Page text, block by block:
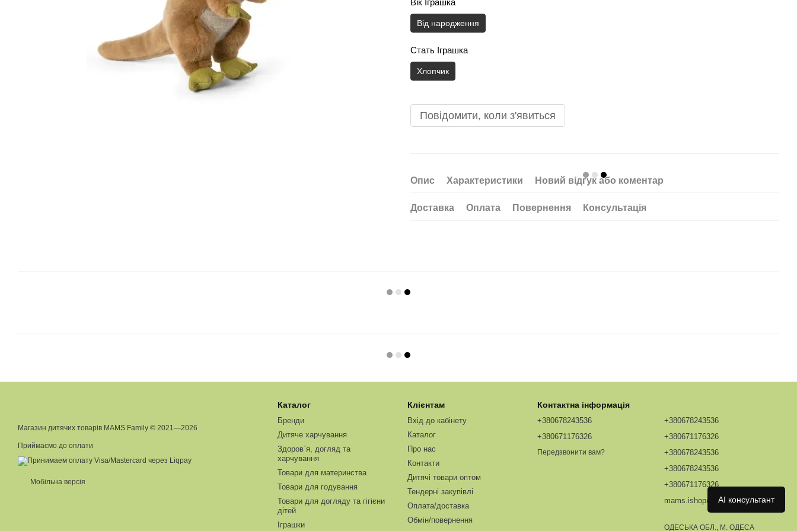
Вік Іграшка
Від народження
Стать Іграшка
Хлопчик
Повідомити, коли з'явиться
Опис Характеристики Новий відгук або коментар
Доставка Оплата Повернення Консультація
Магазин дитячих товарів MAMS Family © 2021—2026
Приймаємо до оплати
Мобільна версія
Каталог
Бренди
Дитяче харчування
Здоров`я, догляд та
харчування
Товари для материнства
Товари для годування
Товари для догляду та гігієни
дітей
Іграшки
Клієнтам
Вхід до кабінету
Каталог
Про нас
Контакти
Дитячі товари оптом
Тендерні закупівлі
Оплата/доставка
Обмін/повернення
Контактна інформація
+380678243536
+380671176326
Передзвонити вам?
+380678243536
+380671176326
+380678243536
+380678243536
+380671176326
mams.ishop@redhead.ua
ОДЕСЬКА ОБЛ., М. ОДЕСА
AI консультант